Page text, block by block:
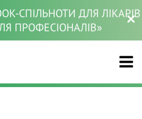
СПІЛЬНОТИ ДЛЯ ЛІКАРІВ
ПРОФЕСІОНАЛІВ»